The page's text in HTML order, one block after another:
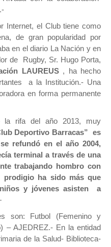
Internet, el Club tiene como
de gran popularidad por
en el diario La Nación y en
de Rugby, Sr. Hugo Porta,
LAUREUS, ha hecho
a la Institución.- Una
en forma permanente
la rifa del año 2013, muy
Deportivo Barracas” es
refundó en el año 2004,
terminal a través de una
trabajando hombro con
prodigio ha sido más que
y jóvenes asisten a
son: Futbol (Femenino y
– AJEDREZ.- En la entidad
de la Salud- Biblioteca-